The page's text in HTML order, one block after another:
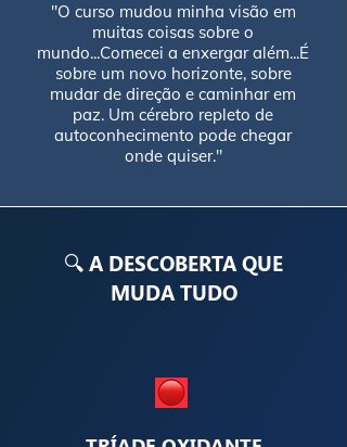
"O curso mudou minha visão em
muitas coisas sobre o
mundo...Comecei a enxergar além...É
sobre um novo horizonte, sobre
mudar de direção e caminhar em
paz. Um cérebro repleto de
autoconhecimento pode chegar
onde quiser."
🔍 A DESCOBERTA QUE
MUDA TUDO